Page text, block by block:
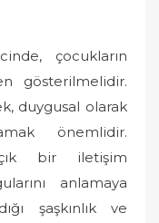
çocukların
gösterilmelidir.
duygusal olarak
önemlidir.
bir iletişim
anlamaya
şaşkınlık ve